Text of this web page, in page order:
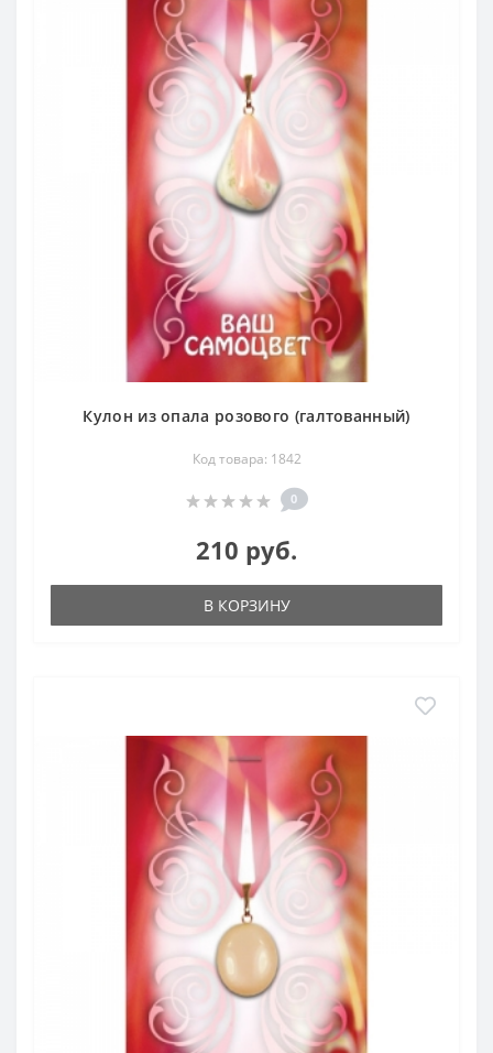
Кулон из опала розового (галтованный)
Код товара: 1842
0
210 руб.
В КОРЗИНУ